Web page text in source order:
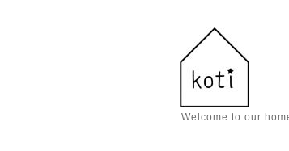
Welcome to our